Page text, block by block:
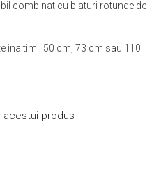
combinat cu blaturi rotunde de
inaltimi: 50 cm, 73 cm sau 110
acestui produs